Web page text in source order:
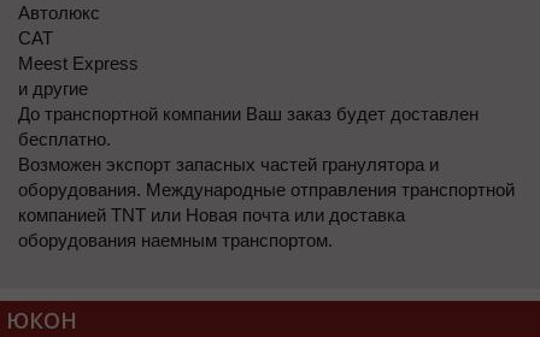
Автолюкс
САТ
Meest Express
и другие
До транспортной компании Ваш заказ будет доставлен
бесплатно.
Возможен экспорт запасных частей гранулятора и
оборудования. Международные отправления транспортной
компанией TNT или Новая почта или доставка
оборудования наемным транспортом.
ЮКОН